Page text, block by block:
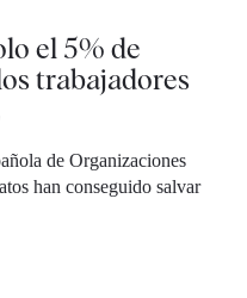
el 5% de
trabajadores
de Organizaciones
han conseguido salvar